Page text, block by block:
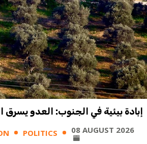
إبادة بيئية في الجنوب: العدو يسرق
POLITICS 08 AUGUST 2026